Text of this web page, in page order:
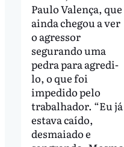
Paulo Valença, que
ainda chegou a ver
o agressor
segurando uma
pedra para agredi-
lo, o que foi
impedido pelo
trabalhador. “Eu já
estava caído,
desmaiado e